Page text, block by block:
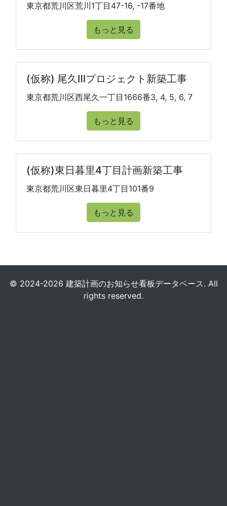
東京都荒川区荒川1丁目47-16, -17番地
もっと見る
(仮称) 尾久Ⅲプロジェクト新築工事
東京都荒川区西尾久一丁目1666番3, 4, 5, 6, 7
もっと見る
(仮称)東日暮里4丁目計画新築工事
東京都荒川区東日暮里4丁目101番9
もっと見る
© 2024-2026 建築計画のお知らせ看板データベース. All
rights reserved.